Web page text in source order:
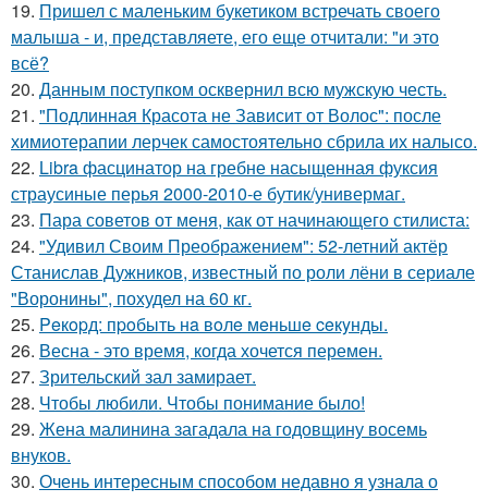
19. Пришел с маленьким букетиком встречать своего
малыша - и, представляете, его еще отчитали: "и это
всё?
20. Данным поступком осквернил всю мужскую честь.
21. "Подлинная Красота не Зависит от Волос": после
химиотерапии лерчек самостоятельно сбрила их налысо.
22. Libra фасцинатор на гребне насыщенная фуксия
страусиные перья 2000-2010-е бутик/универмаг.
23. Пара советов от меня, как от начинающего стилиста:
24. "Удивил Своим Преображением": 52-летний актёр
Станислав Дужников, известный по роли лёни в сериале
"Воронины", похудел на 60 кг.
25. Peкopд: пpoбыть нa вoлe мeньшe ceкyнды.
26. Весна - это время, когда хочется перемен.
27. Зрительский зал замирает.
28. Чтобы любили. Чтобы понимание было!
29. Жена малинина загадала на годовщину восемь
внуков.
30. Очень интересным способом недавно я узнала о